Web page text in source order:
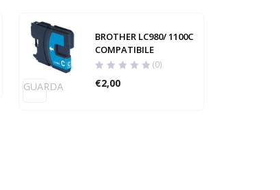
GUARDA
BROTHER LC980/ 1100C
COMPATIBILE
(0)
€2,00